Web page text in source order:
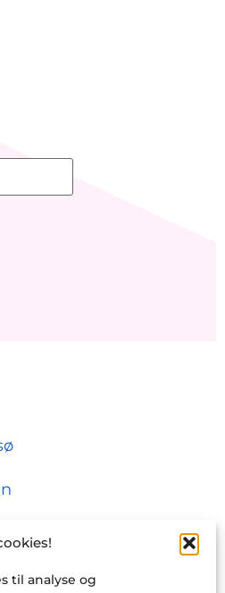
til analyse og